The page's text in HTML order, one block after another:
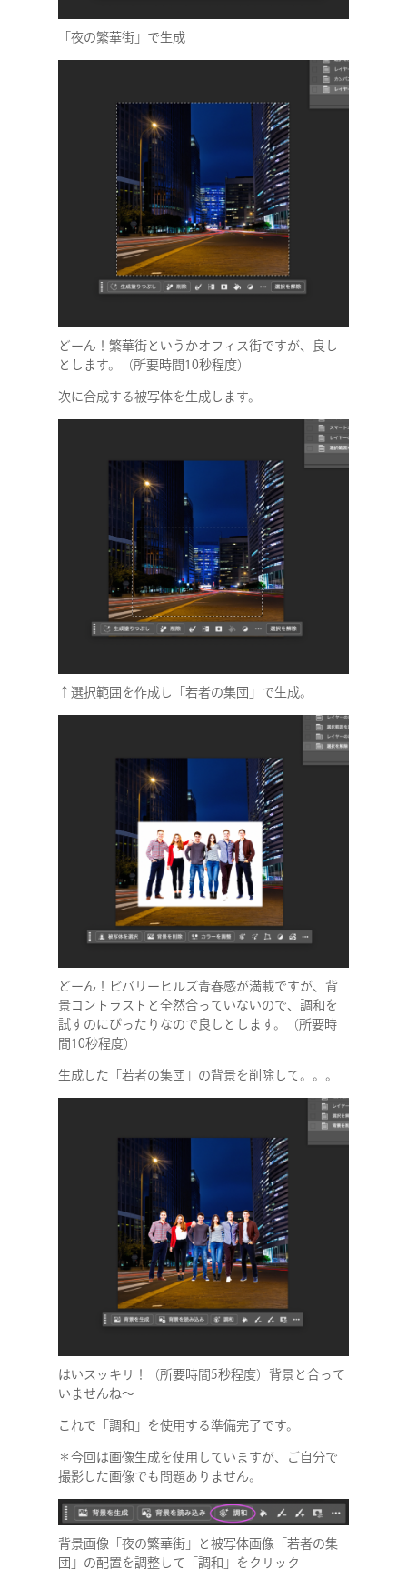
「夜の繁華街」で生成
どーん！繁華街というかオフィス街ですが、良し
とします。（所要時間10秒程度）
次に合成する被写体を生成します。
↑選択範囲を作成し「若者の集団」で生成。
どーん！ビバリーヒルズ青春感が満載ですが、背
景コントラストと全然合っていないので、調和を
試すのにぴったりなので良しとします。（所要時
間10秒程度）
生成した「若者の集団」の背景を削除して。。。
はいスッキリ！（所要時間5秒程度）背景と合って
いませんね〜
これで「調和」を使用する準備完了です。
＊今回は画像生成を使用していますが、ご自分で
撮影した画像でも問題ありません。
背景画像「夜の繁華街」と被写体画像「若者の集
団」の配置を調整して「調和」をクリック